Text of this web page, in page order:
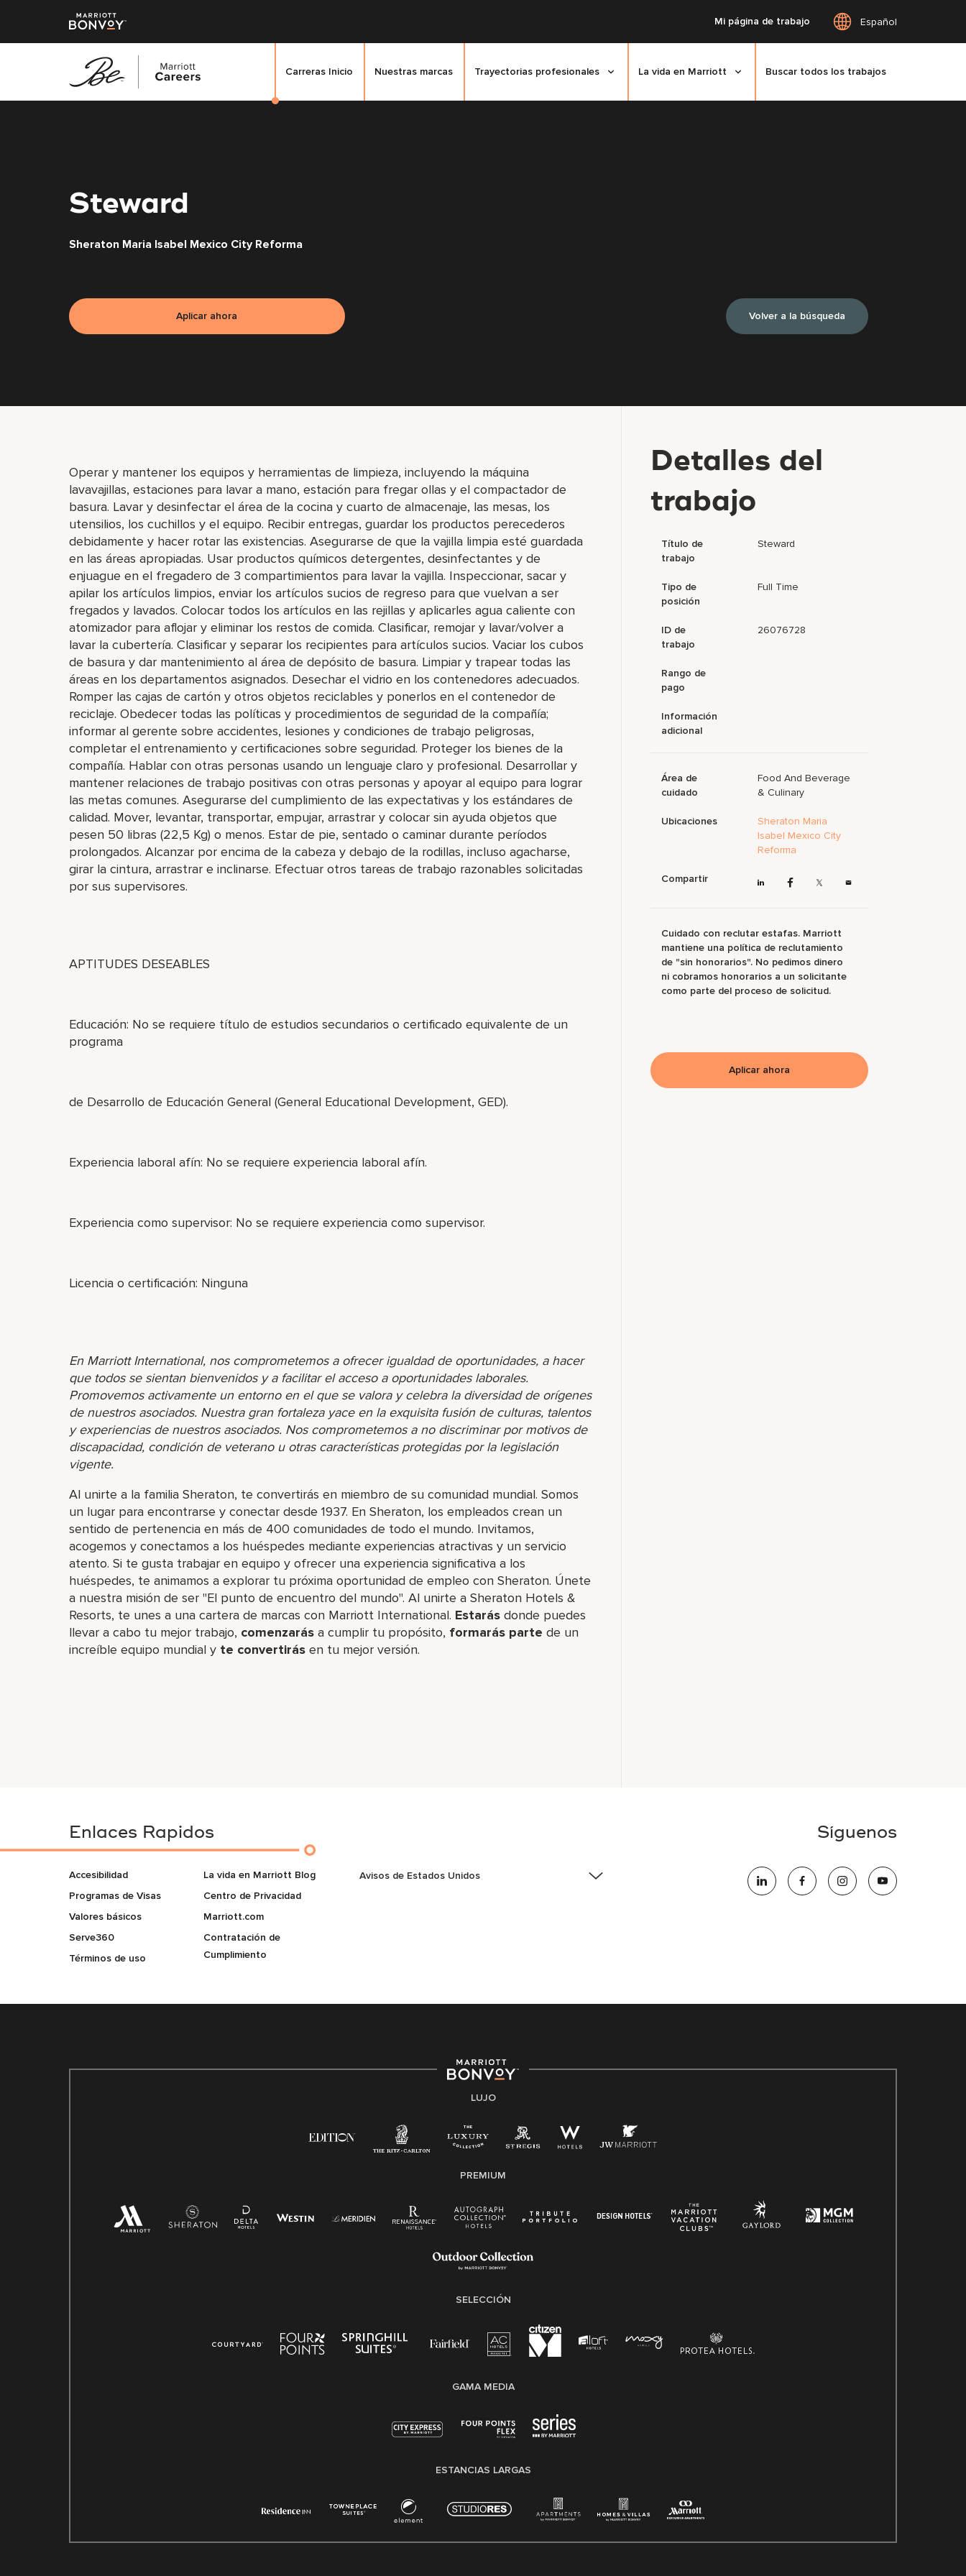
Mi página de trabajo Español
Carreras Inicio Nuestras marcas Trayectorias profesionales La vida en Marriott Buscar todos los trabajos
Steward
Sheraton Maria Isabel Mexico City Reforma
Aplicar ahora Volver a la búsqueda
Operar y mantener los equipos y herramientas de limpieza, incluyendo la máquina
lavavajillas, estaciones para lavar a mano, estación para fregar ollas y el compactador de
basura. Lavar y desinfectar el área de la cocina y cuarto de almacenaje, las mesas, los
utensilios, los cuchillos y el equipo. Recibir entregas, guardar los productos perecederos
debidamente y hacer rotar las existencias. Asegurarse de que la vajilla limpia esté guardada
en las áreas apropiadas. Usar productos químicos detergentes, desinfectantes y de
enjuague en el fregadero de 3 compartimientos para lavar la vajilla. Inspeccionar, sacar y
apilar los artículos limpios, enviar los artículos sucios de regreso para que vuelvan a ser
fregados y lavados. Colocar todos los artículos en las rejillas y aplicarles agua caliente con
atomizador para aflojar y eliminar los restos de comida. Clasificar, remojar y lavar/volver a
lavar la cubertería. Clasificar y separar los recipientes para artículos sucios. Vaciar los cubos
de basura y dar mantenimiento al área de depósito de basura. Limpiar y trapear todas las
áreas en los departamentos asignados. Desechar el vidrio en los contenedores adecuados.
Romper las cajas de cartón y otros objetos reciclables y ponerlos en el contenedor de
reciclaje. Obedecer todas las políticas y procedimientos de seguridad de la compañía;
informar al gerente sobre accidentes, lesiones y condiciones de trabajo peligrosas,
completar el entrenamiento y certificaciones sobre seguridad. Proteger los bienes de la
compañía. Hablar con otras personas usando un lenguaje claro y profesional. Desarrollar y
mantener relaciones de trabajo positivas con otras personas y apoyar al equipo para lograr
las metas comunes. Asegurarse del cumplimiento de las expectativas y los estándares de
calidad. Mover, levantar, transportar, empujar, arrastrar y colocar sin ayuda objetos que
pesen 50 libras (22,5 Kg) o menos. Estar de pie, sentado o caminar durante períodos
prolongados. Alcanzar por encima de la cabeza y debajo de la rodillas, incluso agacharse,
girar la cintura, arrastrar e inclinarse. Efectuar otros tareas de trabajo razonables solicitadas
por sus supervisores.
APTITUDES DESEABLES
Educación: No se requiere título de estudios secundarios o certificado equivalente de un
programa
de Desarrollo de Educación General (General Educational Development, GED).
Experiencia laboral afín: No se requiere experiencia laboral afín.
Experiencia como supervisor: No se requiere experiencia como supervisor.
Licencia o certificación: Ninguna
En Marriott International, nos comprometemos a ofrecer igualdad de oportunidades, a hacer
que todos se sientan bienvenidos y a facilitar el acceso a oportunidades laborales.
Promovemos activamente un entorno en el que se valora y celebra la diversidad de orígenes
de nuestros asociados. Nuestra gran fortaleza yace en la exquisita fusión de culturas, talentos
y experiencias de nuestros asociados. Nos comprometemos a no discriminar por motivos de
discapacidad, condición de veterano u otras características protegidas por la legislación
vigente.
Al unirte a la familia Sheraton, te convertirás en miembro de su comunidad mundial. Somos
un lugar para encontrarse y conectar desde 1937. En Sheraton, los empleados crean un
sentido de pertenencia en más de 400 comunidades de todo el mundo. Invitamos,
acogemos y conectamos a los huéspedes mediante experiencias atractivas y un servicio
atento. Si te gusta trabajar en equipo y ofrecer una experiencia significativa a los
huéspedes, te animamos a explorar tu próxima oportunidad de empleo con Sheraton. Únete
a nuestra misión de ser "El punto de encuentro del mundo". Al unirte a Sheraton Hotels &
Resorts, te unes a una cartera de marcas con Marriott International. Estarás donde puedes
llevar a cabo tu mejor trabajo,​ comenzarás a cumplir tu propósito, formarás parte de un
increíble​ equipo mundial y te convertirás en tu mejor versión.
Detalles del
trabajo
Título de
trabajo
Steward
Tipo de
posición
Full Time
ID de
trabajo
26076728
Rango de
pago
Información
adicional
Área de
cuidado
Food And Beverage
& Culinary
Ubicaciones
Sheraton Maria
Isabel Mexico City
Reforma
Compartir
Cuidado con reclutar estafas. Marriott
mantiene una política de reclutamiento
de "sin honorarios". No pedimos dinero
ni cobramos honorarios a un solicitante
como parte del proceso de solicitud.
Aplicar ahora
Enlaces Rapidos
Accesibilidad
Programas de Visas
Valores básicos
Serve360
Términos de uso
La vida en Marriott Blog
Centro de Privacidad
Marriott.com
Contratación de
Cumplimiento
Avisos de Estados Unidos
motivos de discapacidad, condición de veterano o
cualquier otra base protegida por leyes federales,
E-Verify Inglés/Español
Derecho a trabajar inglés/español
(EPPA)
Ley de licencia familiar y médica (FMLA)
Síguenos
LUJO
PREMIUM
SELECCIÓN
GAMA MEDIA
ESTANCIAS LARGAS